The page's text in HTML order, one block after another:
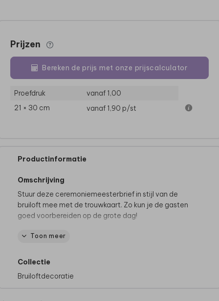
Prijzen
Bereken de prijs met onze prijscalculator
Proefdruk
vanaf 1,00
21 × 30 cm
vanaf 1,90 p/st
Productinformatie
Omschrijving
Stuur deze ceremoniemeesterbrief in stijl van de
bruiloft mee met de trouwkaart. Zo kun je de gasten
goed voorbereiden op de grote dag!
Dit product maakt deel uit van
Toon meer
Collectie
Bruiloftdecoratie